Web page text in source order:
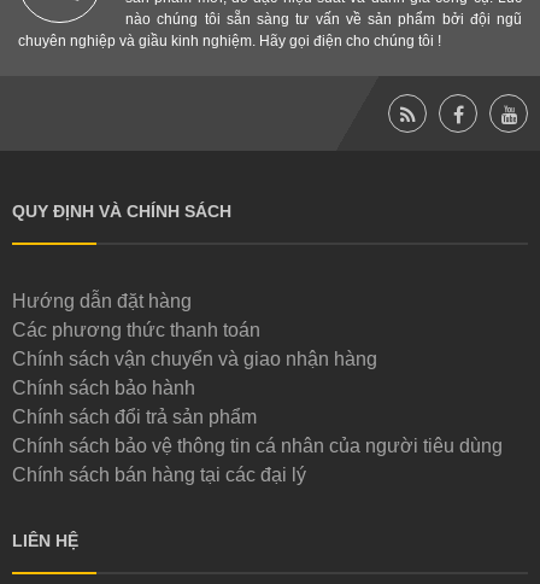
Thiết kế chuyên dụng
Tùy theo mục đích của công việc làm vườn mà găng tay
làm vườn có thể có thiết kế chuyên dụng, ví dụ:
Có móng nhựa (trên đầu ngón tay): Một số loại có
nhẹ, thay cho bay tay.
Độ bám cao: Lòng bàn tay thường có lớp phủ chống
kéo, bình tưới...
Co giãn cổ tay: Cổ tay bo chun giúp ngăn đất cát lọt
vào và giữ găng không tuột khi thao tác mạnh.
nào chúng tôi sẵn sàng tư vấn về sản phẩm bởi đội ngũ
chuyên nghiệp và giầu kinh nghiệm. Hãy gọi điện cho chúng tôi !
QUY ĐỊNH VÀ CHÍNH SÁCH
Hướng dẫn đặt hàng
Các phương thức thanh toán
Chính sách vận chuyển và giao nhận hàng
Chính sách bảo hành
Chính sách đổi trả sản phẩm
Chính sách bảo vệ thông tin cá nhân của người tiêu dùng
Chính sách bán hàng tại các đại lý
LIÊN HỆ